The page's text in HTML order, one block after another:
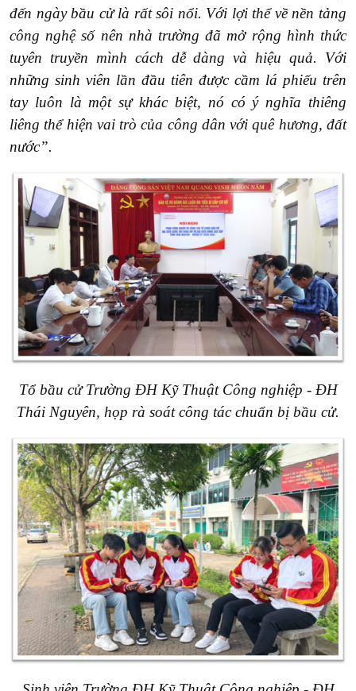
đến ngày bầu cử là rất sôi nổi. Với lợi thể về nền tảng
công nghệ số nên nhà trường đã mở rộng hình thức
tuyên truyền mình cách dễ dàng và hiệu quả. Với
những sinh viên lần đầu tiên được cầm lá phiếu trên
tay luôn là một sự khác biệt, nó có ý nghĩa thiêng
liêng thể hiện vai trò của công dân với quê hương, đất
nước”.
Tổ bầu cửTrường ĐH Kỹ Thuật Công nghiệp -ĐH
Thái Nguyên, họp rà soát công tác chuẩn bị bầu cử.